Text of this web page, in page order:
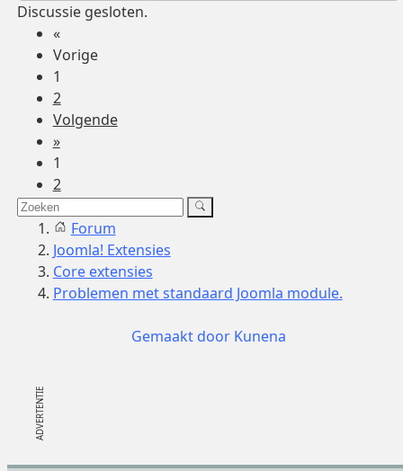
Discussie gesloten.
«
Vorige
1
2
Volgende
»
1
2
Forum
Joomla! Extensies
Core extensies
Problemen met standaard Joomla module.
Gemaakt door Kunena